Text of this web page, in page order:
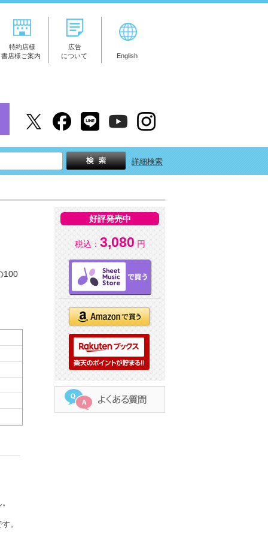
特約店様
書店様ご案内
広告
について
English
詳細検索
100
。
好評発売中
税込： 3,080 円